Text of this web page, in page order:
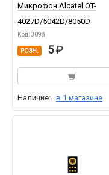
Микрофон Alcatel OT-
4027D/5042D/8050D
Код: 3098
РОЗН. 5
Наличие: в 1 магазине